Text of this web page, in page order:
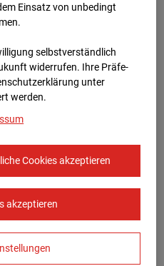
Übersicht
Einsatz von unbedingt
selbstverständlich
widerrufen. Ihre Prä­fe­
unter
werden.
Cookies akzeptieren
akzeptieren